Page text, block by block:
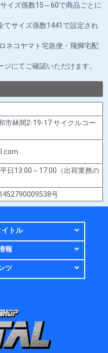
イズ係数15～60で商品ごとに
てサイズ係数1441で設定され
ネコヤマト宅急便・飛脚宅配
にてご確認いただけます。
市林間2-19-17 サイクルコー
日13:00～17:00（出荷業務の
452790009538号
トル
報
ツ